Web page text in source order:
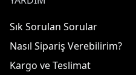
Sık Sorulan Sorular
Nasıl Sipariş Verebilirim?
Kargo ve Teslimat